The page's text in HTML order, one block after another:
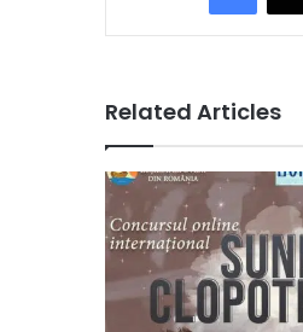
Related Articles